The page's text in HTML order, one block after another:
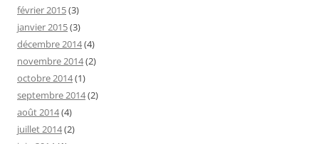
février 2015(3)
janvier 2015(3)
décembre 2014(4)
novembre 2014(2)
octobre 2014(1)
septembre 2014(2)
août 2014(4)
juillet 2014(2)